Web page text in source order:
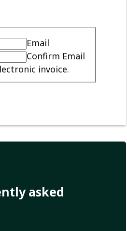
Email
Confirm Email
invoice.
asked